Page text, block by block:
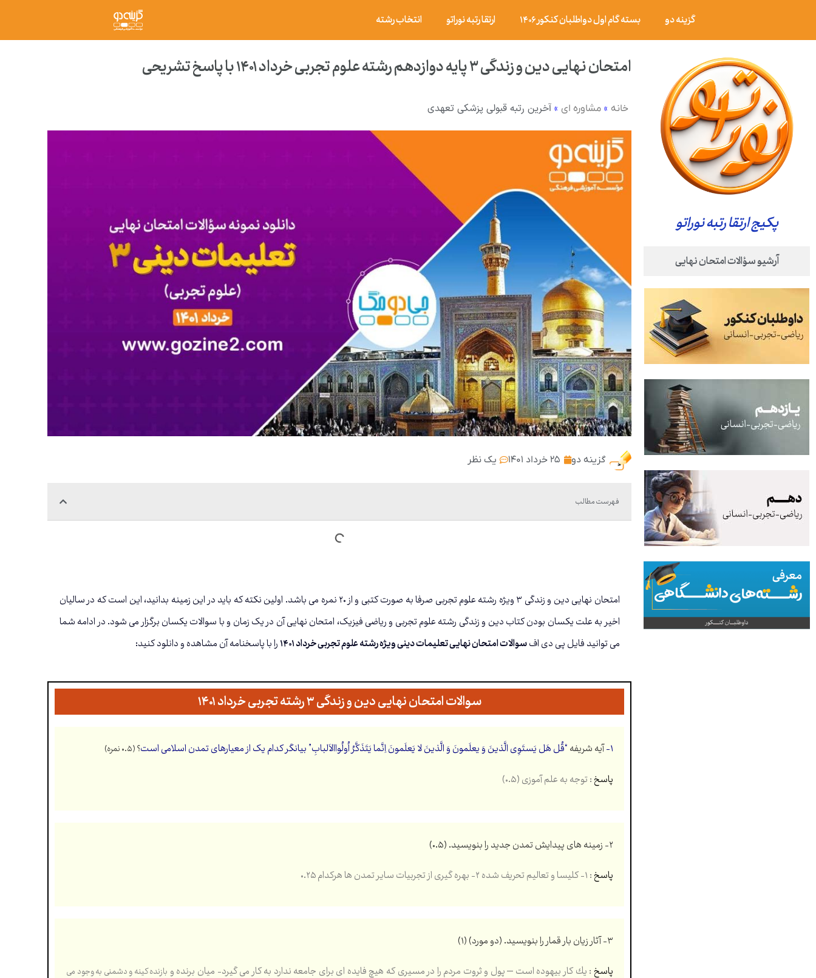
گزینه دو بسته گام اول دواطلبان کنکور ۱۴۰۶ ارتقا رتبه نوراتو انتخاب رشته
پکیج ارتقا رتبه نوراتو
آرشیو سؤالات امتحان نهایی
امتحان نهایی دین و زندگی ۳ پایه دوازدهم رشته علوم تجربی خرداد ۱۴۰۱ با پاسخ تشریحی
خانه » مشاوره ای » آخرین رتبه قبولی پزشکی تعهدی
گزینه دو ۲۵ خرداد ۱۴۰۱ یک نظر
فهرست مطالب
امتحان نهایی دین و زندگی ۳ ویژه رشته علوم تجربی صرفا به صورت کتبی و از ۲۰ نمره می باشد. اولین نکته که باید در این زمینه بدانید، این است که در سالیان
اخیر به علت یکسان بودن کتاب دین و زندگی رشته علوم تجربی و ریاضی فیزیک، امتحان نهایی آن در یک زمان و با سوالات یکسان برگزار می شود. در ادامه شما
می توانید فایل پی دی افسوالات امتحان نهایی تعلیمات دینی ویژه رشته علوم تجربی خرداد ۱۴۰۱ را با پاسخنامه آن مشاهده و دانلود کنید:
سوالات امتحان نهایی دین و زندگی ۳ رشته تجربی خرداد ۱۴۰۱
۱- آیه شریفه“قُل هَل يَستَوِی الَّذينَ وَ يعلَمونَ وَ الَّذينَ لا يَعلَمونَ اِنَّما يَتَذَكَّرُ اُولُواالاَلبابِ” بیانگر کدام یک از معیارهای تمدن اسلامی است؟ (۰.۵ نمره)
پاسخ: توجه به علم آموزی (۰.۵)
۲- زمینه های پیدایش تمدن جدید را بنویسید.
(۰.۵)
پاسخ: ١- كليسا و تعاليم تحريف شده ٢- بهره گيری از تجربيات ساير تمدن ها هركدام ۰.۲۵
۳- آثار زیان بار قمار را بنویسید. (دو مورد)
(۱)
پاسخ: يك كار بيهوده است – پول و ثروت مردم را در مسيری كه هيچ فايده ای برای جامعه ندارد به كار می گيرد- ميان برنده وبازنده كينه و دشمنی به وجود می